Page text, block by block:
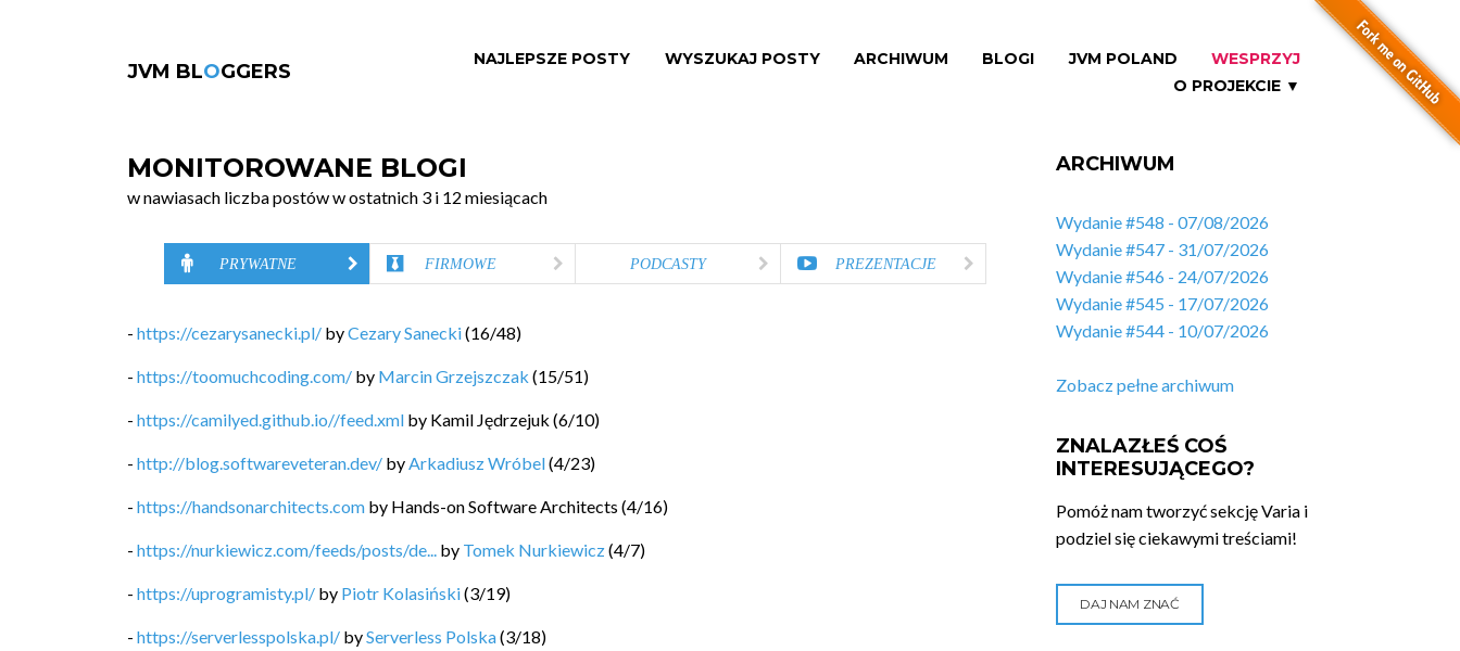
JVM BLOGGERS
NAJLEPSZE POSTY WYSZUKAJ POSTY ARCHIWUM BLOGI JVM POLAND
WESPRZYJ
O PROJEKCIE ▼
MONITOROWANE BLOGI
w nawiasach liczba postów w ostatnich 3 i 12 miesiącach
PRYWATNE FIRMOWE PODCASTY PREZENTACJE
- https://cezarysanecki.pl/ byCezary Sanecki(16/48)
- https://toomuchcoding.com/ by Marcin Grzejszczak (15/51)
- https://camilyed.github.io//feed.xml by Kamil Jędrzejuk (6/10)
- http://blog.softwareveteran.dev/ byArkadiusz Wróbel(4/23)
- https://handsonarchitects.com by Hands-on Software Architects (4/16)
- https://nurkiewicz.com/feeds/posts/de... by Tomek Nurkiewicz(4/7)
- https://uprogramisty.pl/ by Piotr Kolasiński(3/19)
- https://serverlesspolska.pl/ byServerless Polska(3/18)
ARCHIWUM
Wydanie #548 - 07/08/2026
Wydanie #547 - 31/07/2026
Wydanie #546 - 24/07/2026
Wydanie #545 - 17/07/2026
Wydanie #544 - 10/07/2026
Zobacz pełne archiwum
ZNALAZŁEŚ COŚ
INTERESUJĄCEGO?
Pomóż nam tworzyć sekcję Varia i
podziel się ciekawymi treściami!
DAJ NAM ZNAĆ